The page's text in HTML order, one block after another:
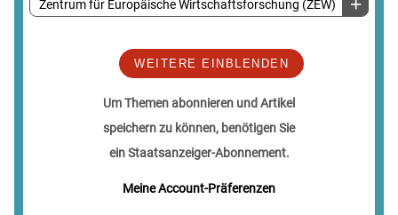
Zentrum für Europäische Wirtschaftsforschung (ZEW)
WEITERE EINBLENDEN
Um Themen abonnieren und Artikel
speichern zu können, benötigen Sie
ein Staatsanzeiger-Abonnement.
Meine Account-Präferenzen